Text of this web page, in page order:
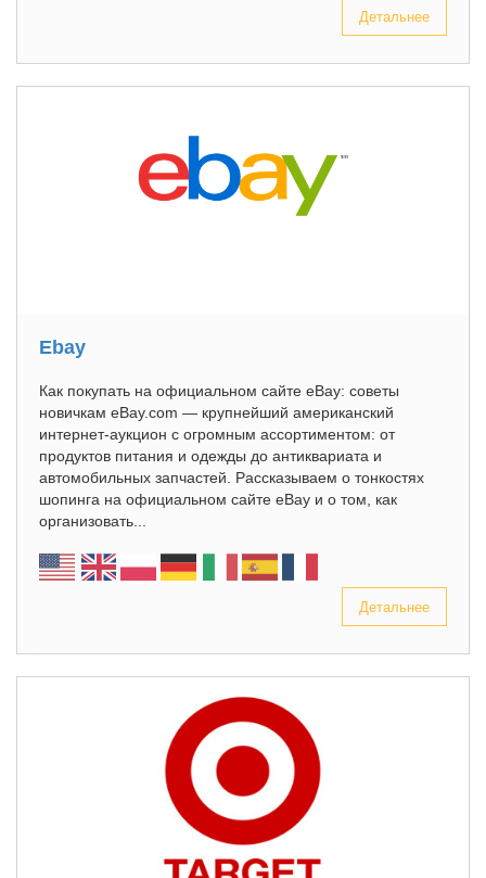
Детальнее
Ebay
Как покупать на официальном сайте eBay: советы
новичкам eBay.com — крупнейший американский
интернет-аукцион с огромным ассортиментом: от
продуктов питания и одежды до антиквариата и
автомобильных запчастей. Рассказываем о тонкостях
шопинга на официальном сайте eBay и о том, как
организовать...
Детальнее